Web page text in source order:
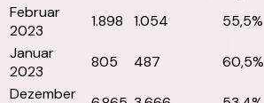
Februar
2023
1.898 1.054 55,5%
Januar
2023
805 487 60,5%
Dezember